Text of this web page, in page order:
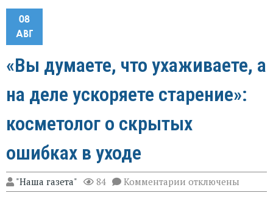
08
АВГ
«Вы думаете, что ухаживаете, а
на деле ускоряете старение»:
косметолог о скрытых
ошибках в уходе
"Наша газета" 84 Комментарии к
записи
отключены